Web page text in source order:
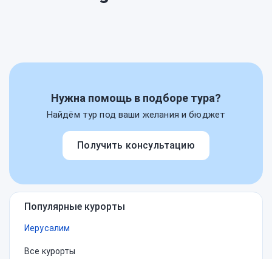
Нужна помощь в подборе тура?
Найдём тур под ваши желания и бюджет
Получить консультацию
Популярные курорты
Иерусалим
Все курорты